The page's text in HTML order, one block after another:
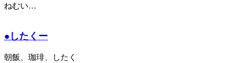
ねむい…
●したくー
朝飯、珈琲、したく